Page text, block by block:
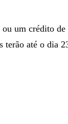
um crédito
terão até o dia